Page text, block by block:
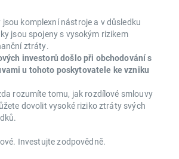
komplexní nástroje a v důsledku
jsou spojeny s vysokým rizikem
ztráty.
investorů došlo při obchodování s
u tohoto poskytovatele ke vzniku
rozumíte tomu, jak rozdílové smlouvy
dovolit vysoké riziko ztráty svých
Investujte zodpovědně.